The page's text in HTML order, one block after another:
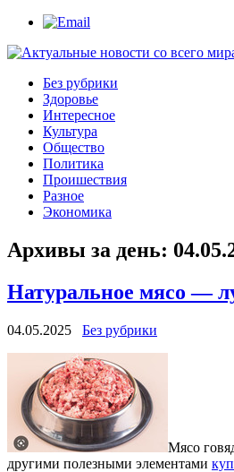
Без рубрики
Здоровье
Интересное
Культура
Общество
Политика
Проишествия
Разное
Экономика
Архивы за день:
Натуральное мясо —
04.05.2025 Без рубрики
Мясo
другими полезными элементами